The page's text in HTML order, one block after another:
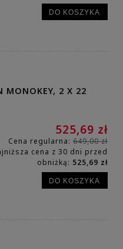
DO KOSZYKA
MONOKEY, 2 X 22
525,69 zł
Cena regularna: 649,00 zł
cena z 30 dni przed
obniżką: 525,69 zł
DO KOSZYKA